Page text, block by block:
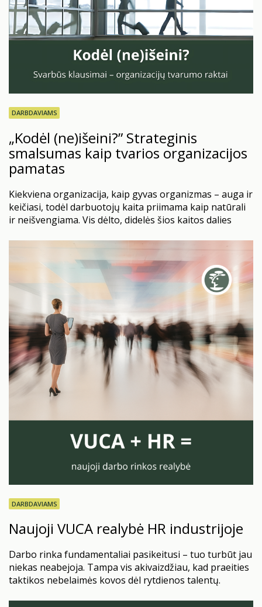
DARBDAVIAMS
„Kodėl (ne)išeini?” Strateginis
smalsumas kaip tvarios organizacijos
pamatas
Kiekviena organizacija, kaip gyvas organizmas – auga ir
keičiasi, todėl darbuotojų kaita priimama kaip natūrali
ir neišvengiama. Vis dėlto, didelės šios kaitos dalies
stebimas paradoksas: dažnai HR vis dar laukia, kol
darbuotojas paduos atleidimo pareiškimą, kad užduotų
lemiamą klausimą „kodėl?”. Žinoma, išėjimo interviu
arba darbo pabaigos pokalbis –…
DARBDAVIAMS
Naujoji VUCA realybė HR industrijoje
Darbo rinka fundamentaliai pasikeitusi – tuo turbūt jau
niekas neabejoja. Tampa vis akivaizdžiau, kad praeities
taktikos nebelaimės kovos dėl rytdienos talentų.